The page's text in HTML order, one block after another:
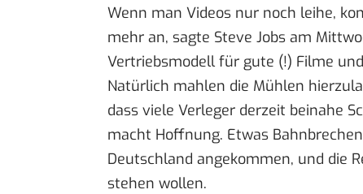
Wenn man Videos nur noch leihe,
mehr an, sagte Steve Jobs am
Vertriebsmodell für gute (!) Filme
Natürlich mahlen die Mühlen
dass viele Verleger derzeit beinahe
macht Hoffnung. Etwas
Deutschland angekommen, und die
stehen wollen.